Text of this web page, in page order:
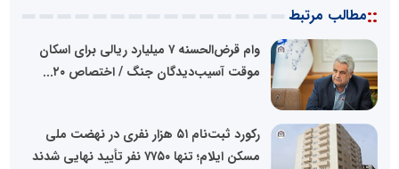
::مطالب مرتبط
وام قرض‌الحسنه ۷ میلیارد ریالی برای اسکان
موقت آسیب‌دیدگان جنگ / اختصاص ۲۰...
رکورد ثبت‌نام ۵۱ هزار نفری در نهضت ملی
مسکن ایلام؛ تنها ۷۷۵۰ نفر تأیید نهایی شدند